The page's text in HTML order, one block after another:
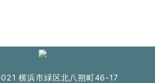
横浜市緑区北八朔町46-17